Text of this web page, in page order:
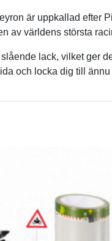
är uppkallad efter
av världens största
lack, vilket ger
och locka dig till